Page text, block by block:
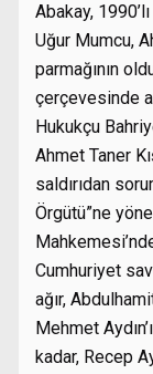
Abakay,
Uğur Mumcu,
parmağının
çerçevesinde
Hukukçu
Ahmet Taner
saldırıdan
Örgütü”ne
Cumhuriyet
ağır,
Mehmet
kadar, Recep